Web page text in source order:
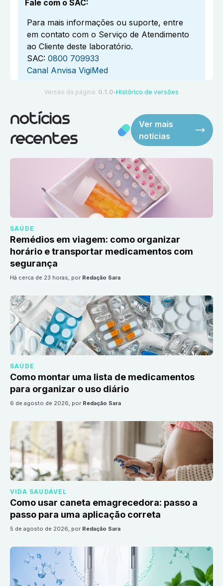
Fale com o SAC:
Para mais informações ou suporte, entre
em contato com o Serviço de Atendimento
ao Cliente deste laboratório.
SAC: 0800 709933
Canal Anvisa VigiMed
Versão da página: 0.1.0 ●Histórico de versões
notícias
recentes
Ver mais
notícias
SAÚDE
Remédios em viagem: como organizar
horário e transportar medicamentos com
segurança
há cerca de 23 horas, por Redação Sara
SAÚDE
Como montar uma lista de medicamentos
para organizar o uso diário
6 de agosto de 2026, por Redação Sara
VIDA SAUDÁVEL
Como usar caneta emagrecedora: passo a
passo para uma aplicação correta
5 de agosto de 2026, por Redação Sara